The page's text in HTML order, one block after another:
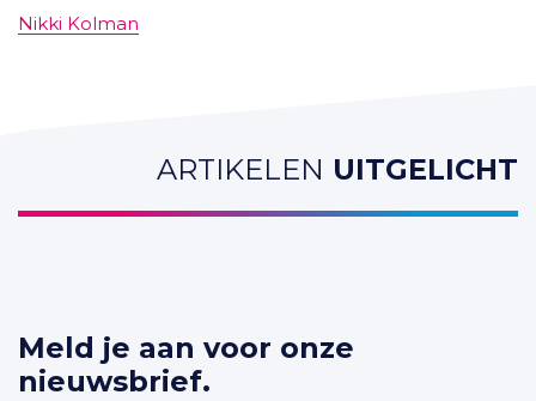
Nikki Kolman
ARTIKELEN UITGELICHT
Meld je aan voor onze
nieuwsbrief.